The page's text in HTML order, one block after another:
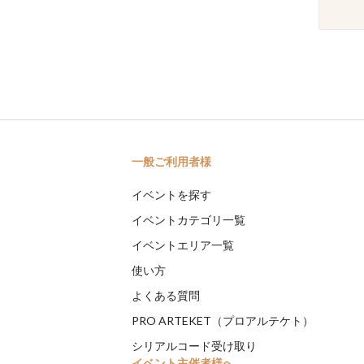
一般ご利用者様
イベントを探す
イベントカテゴリ一覧
イベントエリア一覧
使い方
よくある質問
PRO ARTEKET（プロアルテケト）
シリアルコード受け取り